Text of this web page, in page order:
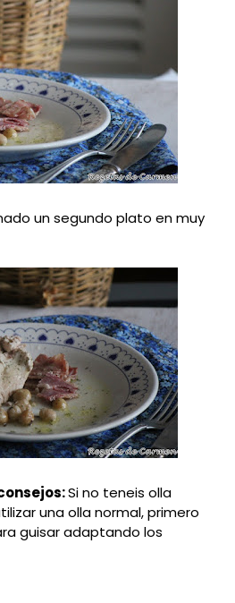
un segundo plato en muy
Si no teneis olla
una olla normal, primero
guisar adaptando los